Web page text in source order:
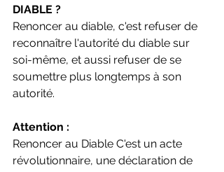
DIABLE ?
Renoncer au diable, c'est refuser de
reconnaître l'autorité du diable sur
soi-même, et aussi refuser de se
soumettre plus longtemps à son
autorité.
Attention :
Renoncer au Diable C'est un acte
révolutionnaire, une déclaration de